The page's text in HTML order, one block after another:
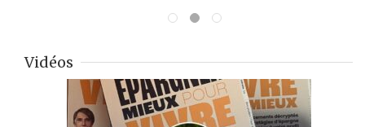
Vidéos